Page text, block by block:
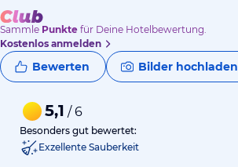
Sammle Punkte für Deine Hotelbewertung.
Kostenlos anmelden
Bewerten Bilder hochladen
5,1 / 6
Besonders gut bewertet:
Exzellente Sauberkeit